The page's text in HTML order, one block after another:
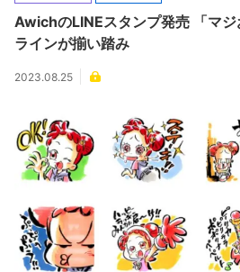
AwichのLINEスタンプ発売 「マ
ラインが揃い踏み
2023.08.25